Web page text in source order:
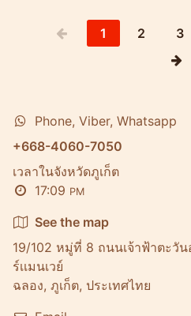
1 2 3
Phone, Viber, Whatsapp
+668-4060-7050
เวลาในจังหวัดภูเก็ต
17:09 PM
See the map
19/102 หมู่ที่ 8 ถนนเจ้าฟ้าตะวั
ร์เเมนเวย์
ฉลอง, ภูเก็ต, ประเทศไทย